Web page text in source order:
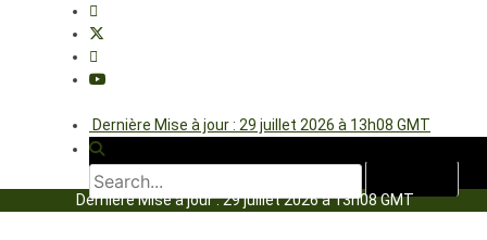
Dernière Mise à jour : 29 juillet 2026 à 13h08 GMT
Dernière Mise à jour : 29 juillet 2026 à 13h08 GMT